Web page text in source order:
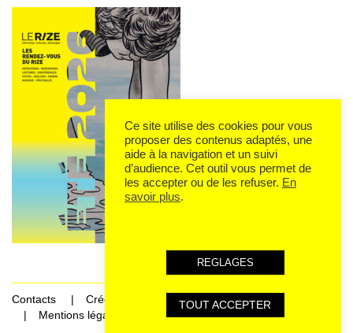
Contacts
Crédits
Mentions légales et données personnelles
Ce site utilise des cookies pour vous
proposer des contenus adaptés, une
aide à la navigation et un suivi
d’audience. Cet outil vous permet de
les accepter ou de les refuser. En
savoir plus.
REGLAGES
TOUT ACCEPTER